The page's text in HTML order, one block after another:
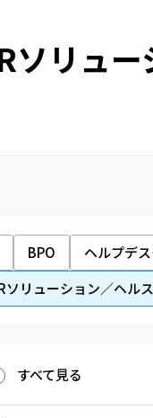
ソリュ
BPO ヘルプデ
ソリューション／ヘル
すべて見る